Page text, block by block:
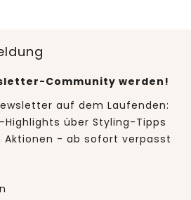
Community werden!
auf dem Laufenden:
über Styling-Tipps
Aktionen - ab sofort verpasst